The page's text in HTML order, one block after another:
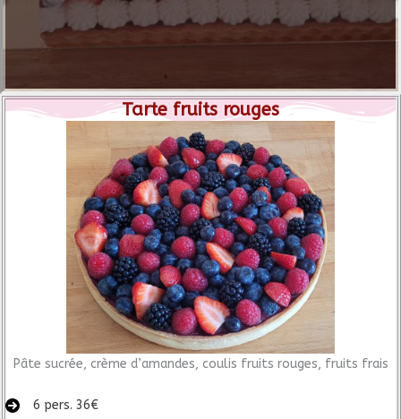
Tarte fruits rouges
Pâte sucrée, crème d’amandes, coulis fruits rouges, fruits frais
6 pers. 36€